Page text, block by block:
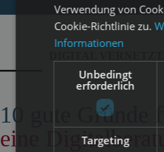
10 gute Gründe
eine
Verwendung von
Cookie-Richtlinie zu.
Informationen
Unbedingt
erforderlich
Targeting